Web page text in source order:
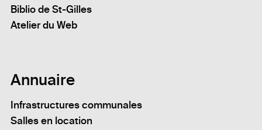
Biblio de St-Gilles
Atelier du Web
Annuaire
Infrastructures communales
Salles en location